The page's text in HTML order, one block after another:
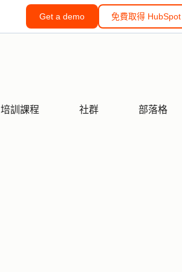
Get a demo 免費取得 HubSpot
培訓課程 社群 部落格